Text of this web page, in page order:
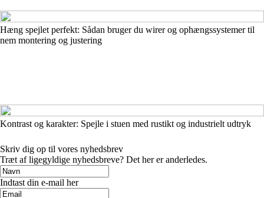
Hæng spejlet perfekt: Sådan bruger du wirer og ophængssystemer til
nem montering og justering
Kontrast og karakter: Spejle i stuen med rustikt og industrielt udtryk
Skriv dig op til vores nyhedsbrev
Træt af ligegyldige nyhedsbreve? Det her er anderledes.
Indtast din e-mail her